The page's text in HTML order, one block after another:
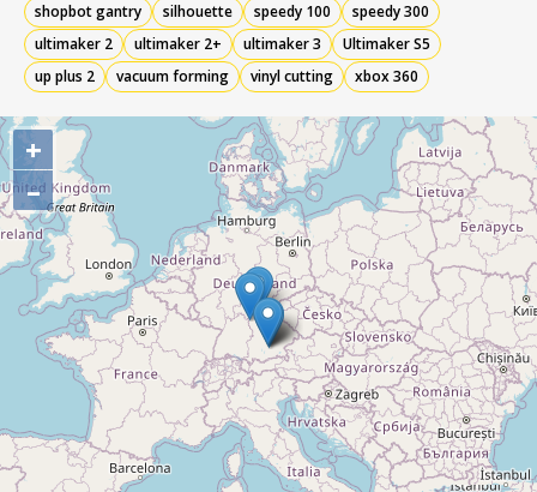
shopbot gantry
silhouette speedy 100
speedy 300
ultimaker 2
ultimaker 2+ ultimaker 3
Ultimaker S5
up plus 2
vacuum forming vinyl cutting xbox 360
+
–